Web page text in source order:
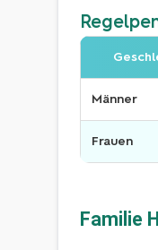
Männer
Frauen
Familie